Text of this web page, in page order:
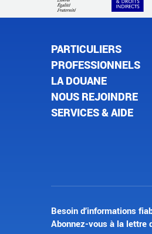
PARTICULIERS
PROFESSIONNELS
LA DOUANE
NOUS REJOINDRE
SERVICES & AIDE
Besoin d’informations
Abonnez-vous à la lettre